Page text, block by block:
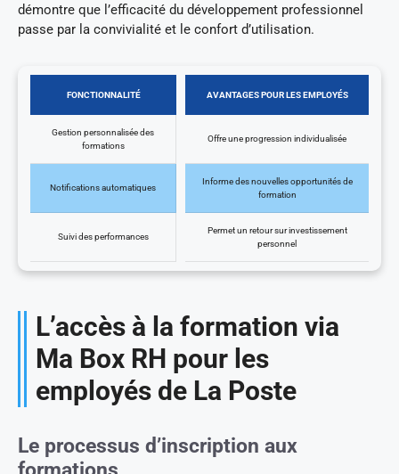
démontre que l’efficacité du développement professionnel
passe par la convivialité et le confort d’utilisation.
FONCTIONNALITÉ AVANTAGES POUR LES EMPLOYÉS
Gestion personnalisée des
formations
Offre une progression individualisée
Notifications automatiques
Informe des nouvelles opportunités de
formation
Suivi des performances
Permet un retour sur investissement
personnel
L’accès à la formation via
Ma Box RH pour les
employés de La Poste
Le processus d’inscription aux